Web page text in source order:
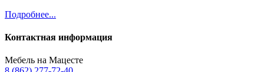
Подробнее...
Контактная информация
Мебель на Мацесте